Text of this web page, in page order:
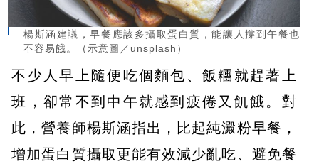
楊斯涵建議，早餐應該多攝取蛋白質，能讓人撐到午餐也
不容易餓。（示意圖／unsplash）
不少人早上隨便吃個麵包、飯糰就趕著上
班，卻常不到中午就感到疲倦又飢餓。對
此，營養師楊斯涵指出，比起純澱粉早餐，
增加蛋白質攝取更能有效減少亂吃、避免餐